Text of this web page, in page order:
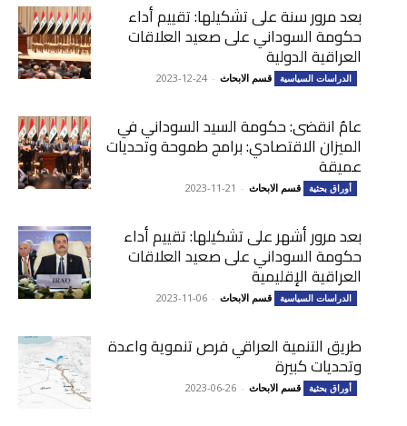
بعد مرور سنة على تشكيلها: تقييم أداء
حكومة السوداني على صعيد العلاقات
العراقية الدولية
الدراسات السياسية قسم الابحاث -
2023-12-24
عامٌ انقضى: حكومة السيد السوداني في
الميزان الاقتصادي: برامج طموحة وتحديات
عميقة
أوراق بحثية قسم الابحاث -
2023-11-21
بعد مرور أشهر على تشكيلها: تقييم أداء
حكومة السوداني على صعيد العلاقات
العراقية الإقليمية
الدراسات السياسية قسم الابحاث -
2023-11-06
طريق التنمية العراقي فرص تنموية واعدة
وتحديات كبيرة
أوراق بحثية قسم الابحاث -
2023-06-26